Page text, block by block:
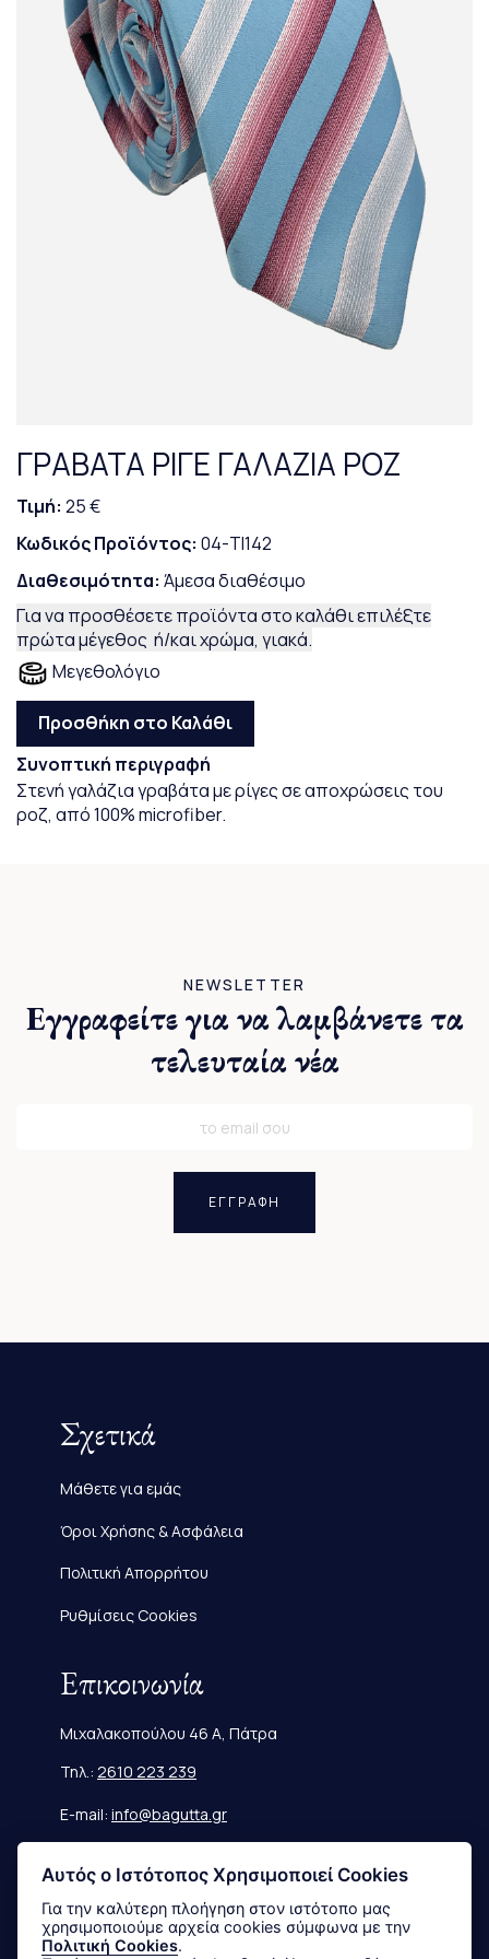
ΓΡΑΒΑΤΑ ΡΙΓΕ ΓΑΛΑΖΙΑ ΡΟΖ
Τιμή: 25 €
Κωδικός Προϊόντος: 04-TI142
Διαθεσιμότητα: Άμεσα διαθέσιμο
Για να προσθέσετε προϊόντα στο καλάθι επιλέξτε
πρώτα μέγεθος ή/και χρώμα, γιακά.
Μεγεθολόγιο
Προσθήκη στο Καλάθι
Συνοπτική περιγραφή
Στενή γαλάζια γραβάτα με ρίγες σε αποχρώσεις του
ροζ, από 100% microfiber.
NEWSLETTER
Εγγραφείτε για να λαμβάνετε τα
τελευταία νέα
ΕΓΓΡΑΦΗ
Σχετικά
Μάθετε για εμάς
Όροι Χρήσης & Ασφάλεια
Πολιτική Απορρήτου
Ρυθμίσεις Cookies
Επικοινωνία
Μιχαλακοπούλου 46 Α, Πάτρα
Τηλ.: 2610 223 239
E-mail: info@bagutta.gr
Πληροφορίες
Μεγεθολόγιο
Αυτός ο Ιστότοπος Χρησιμοποιεί Cookies
Για την καλύτερη πλοήγηση στον ιστότοπο μας
χρησιμοποιούμε αρχεία cookies σύμφωνα με την
Πολιτική Cookies.